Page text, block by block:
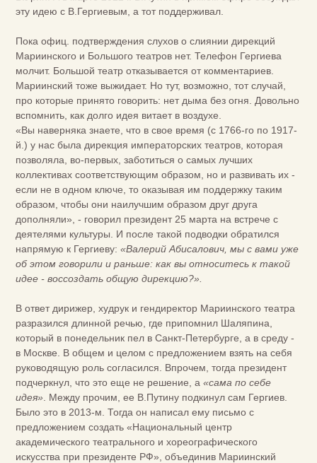
эту идею с В.Гергиевым, а тот поддерживал.
Пока офиц. подтверждения слухов о слиянии дирекций
Мариинского и Большого театров нет. Телефон Гергиева
молчит. Большой театр отказывается от комментариев.
Мариинский тоже выжидает. Но тут, возможно, тот случай,
про которые принято говорить: нет дыма без огня. Довольно
вспомнить, как долго идея витает в воздухе.
«Вы наверняка знаете, что в свое время (с 1766-го по 1917-
й.) у нас была дирекция императорских театров, которая
позволяла, во-первых, заботиться о самых лучших
коллективах соответствующим образом, но и развивать их -
если не в одном ключе, то оказывая им поддержку таким
образом, чтобы они наилучшим образом друг друга
дополняли», - говорил президент 25 марта на встрече с
деятелями культуры. И после такой подводки обратился
напрямую к Гергиеву: «Валерий Абисалович, мы с вами уже
об этом говорили и раньше: как вы относитесь к такой
идее - воссоздать общую дирекцию?».
В ответ дирижер, худрук и гендиректор Мариинского театра
разразился длинной речью, где припомнил Шаляпина,
который в понедельник пел в Санкт-Петербурге, а в среду -
в Москве. В общем и целом с предложением взять на себя
руководящую роль согласился. Впрочем, тогда президент
подчеркнул, что это еще не решение, а «сама по себе
идея» . Между прочим, ее В.Путину подкинул сам Гергиев.
Было это в 2013-м. Тогда он написал ему письмо с
предложением создать «Национальный центр
академического театрального и хореографического
искусства при президенте РФ», объединив Мариинский